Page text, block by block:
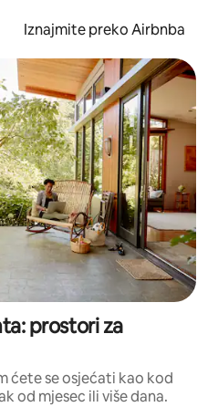
Iznajmite preko Airbnba
prostori za
ćete se osjećati kao kod
od mjesec ili više dana.